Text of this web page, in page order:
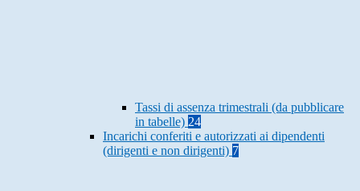
Tassi di assenza trimestrali (da pubblicare
in tabelle) 24
Incarichi conferiti e autorizzati ai dipendenti
(dirigenti e non dirigenti) 7